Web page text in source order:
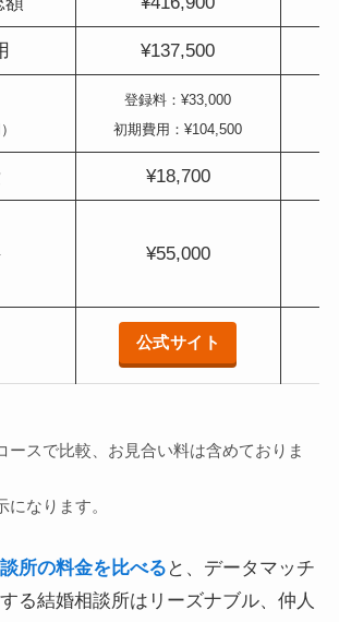
¥137,500
登録料：¥33,000
初期費用：¥104,500
¥18,700
¥55,000
公式サイト
ースで比較、お見合い料は含めておりま
なります。
所の料金を比べる と、データマッチ
る結婚相談所はリーズナブル、仲人